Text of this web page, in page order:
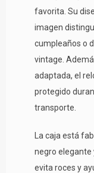
favorita. Su
imagen
cumpleaños o
vintage.
adaptada, el
protegido
transporte.
La caja está
negro elegante
evita roces y